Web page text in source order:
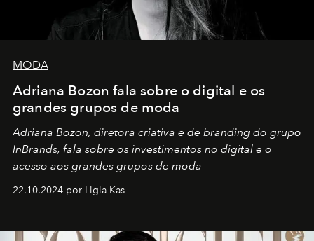
MODA
Adriana Bozon fala sobre o digital e os
grandes grupos de moda
Adriana Bozon, diretora criativa e de branding do grupo
InBrands, fala sobre os investimentos no digital e o
acesso aos grandes grupos de moda
22.10.2024 por Ligia Kas